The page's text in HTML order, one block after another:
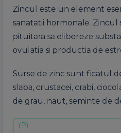
Zincul este un element
sanatatii hormonale. Zincul
pituitara sa elibereze
ovulatia si productia de
Surse de zinc sunt ficatul
slaba, crustacei, crabi,
de grau, naut, seminte de